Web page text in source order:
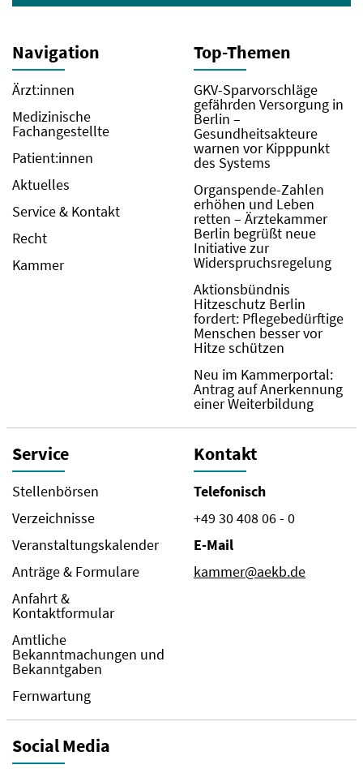
Navigation
Ärzt:innen
Medizinische
Fachangestellte
Patient:innen
Aktuelles
Service & Kontakt
Recht
Kammer
Top-Themen
GKV-Sparvorschläge
gefährden Versorgung in
Berlin –
Gesundheitsakteure
warnen vor Kipppunkt
des Systems
Organspende-Zahlen
erhöhen und Leben
retten – Ärztekammer
Berlin begrüßt neue
Initiative zur
Widerspruchsregelung
Aktionsbündnis
Hitzeschutz Berlin
fordert: Pflegebedürftige
Menschen besser vor
Hitze schützen
Neu im Kammerportal:
Antrag auf Anerkennung
einer Weiterbildung
Service
Stellenbörsen
Verzeichnisse
Veranstaltungskalender
Anträge & Formulare
Anfahrt &
Kontaktformular
Amtliche
Bekanntmachungen und
Bekanntgaben
Fernwartung
Kontakt
Telefonisch
+49 30 408 06 - 0
E-Mail
kammer@aekb.de
Social Media